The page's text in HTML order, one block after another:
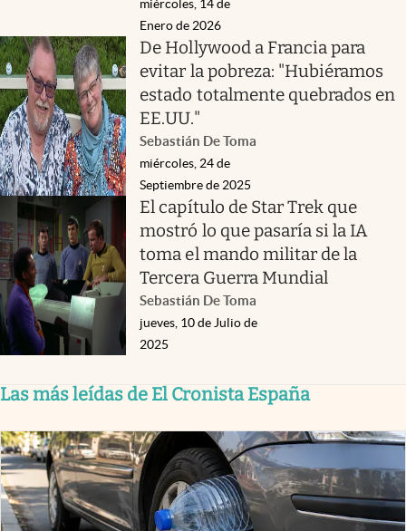
miércoles, 14 de
Enero de 2026
De Hollywood a Francia para
evitar la pobreza: "Hubiéramos
estado totalmente quebrados en
EE.UU."
Sebastián De Toma
miércoles, 24 de
Septiembre de 2025
El capítulo de Star Trek que
mostró lo que pasaría si la IA
toma el mando militar de la
Tercera Guerra Mundial
Sebastián De Toma
jueves, 10 de Julio de
2025
Las más leídas de El Cronista España